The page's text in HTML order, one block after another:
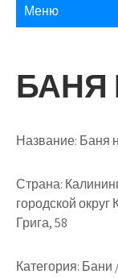
Меню
БАНЯ
Название: Баня
Страна:
городской
Грига, 58
Категория: Бани